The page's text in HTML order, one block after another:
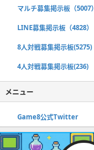
マルチ募集掲示板（5007）
LINE募集掲示板（4828）
8人対戦募集掲示板(5275)
4人対戦募集掲示板(236)
メニュー
Game8公式Twitter